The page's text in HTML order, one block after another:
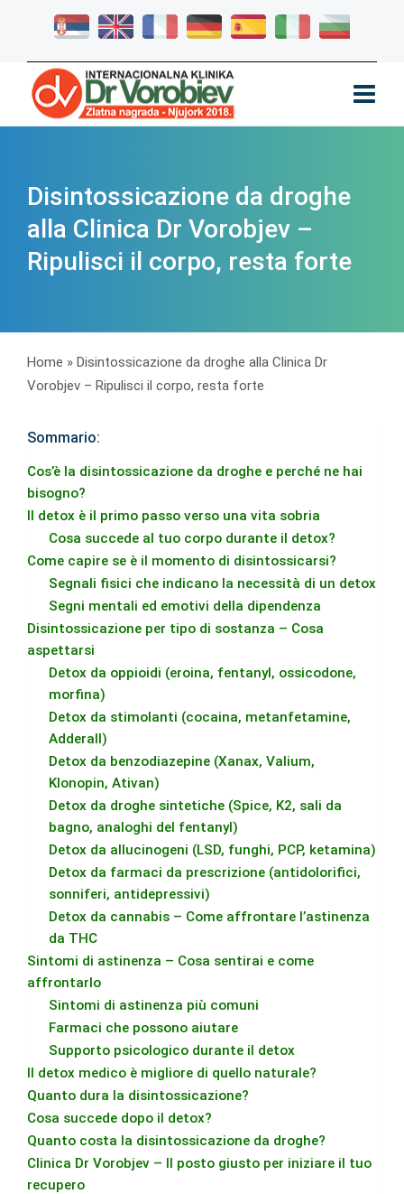
Disintossicazione da droghe
alla Clinica Dr Vorobjev –
Ripulisci il corpo, resta forte
Home » Disintossicazione da droghe alla Clinica Dr
Vorobjev – Ripulisci il corpo, resta forte
Sommario:
Cos’è la disintossicazione da droghe e perché ne hai
bisogno?
Il detox è il primo passo verso una vita sobria
Cosa succede al tuo corpo durante il detox?
Come capire se è il momento di disintossicarsi?
Segnali fisici che indicano la necessità di un detox
Segni mentali ed emotivi della dipendenza
Disintossicazione per tipo di sostanza – Cosa
aspettarsi
Detox da oppioidi (eroina, fentanyl, ossicodone,
morfina)
Detox da stimolanti (cocaina, metanfetamine,
Adderall)
Detox da benzodiazepine (Xanax, Valium,
Klonopin, Ativan)
Detox da droghe sintetiche (Spice, K2, sali da
bagno, analoghi del fentanyl)
Detox da allucinogeni (LSD, funghi, PCP, ketamina)
Detox da farmaci da prescrizione (antidolorifici,
sonniferi, antidepressivi)
Detox da cannabis – Come affrontare l’astinenza
da THC
Sintomi di astinenza – Cosa sentirai e come
affrontarlo
Sintomi di astinenza più comuni
Farmaci che possono aiutare
Supporto psicologico durante il detox
Il detox medico è migliore di quello naturale?
Quanto dura la disintossicazione?
Cosa succede dopo il detox?
Quanto costa la disintossicazione da droghe?
Clinica Dr Vorobjev – Il posto giusto per iniziare il tuo
recupero